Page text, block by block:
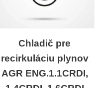
Chladič pre
recirkuláciu plynov
AGR ENG.1.1CRDI,